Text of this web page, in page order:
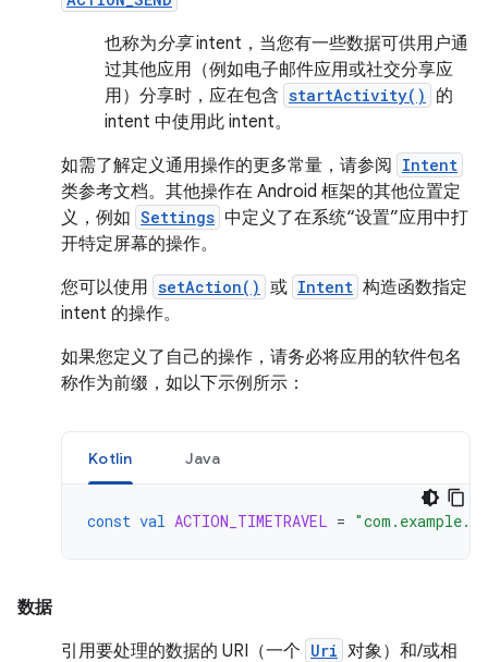
也称为分享intent，当您有一些数据可供用户通
过其他应用（例如电子邮件应用或社交分享应
用）分享时，应在包含 startActivity()
的
intent 中使用此 intent。
如需了解定义通用操作的更多常量，请参阅
Intent
类参考文档。其他操作在 Android 框架的其他位置定
义，例如 Settings 中定义了在系统“设置”应用中打
开特定屏幕的操作。
您可以使用 setAction() 或 Intent 构造函数指定
intent 的操作。
如果您定义了自己的操作，请务必将应用的软件包名
称作为前缀，如以下示例所示：
Kotlin Java
const val ACTION_TIMETRAVEL =
数据
引用要处理的数据的 URI（一个 Uri 对象）和/或相